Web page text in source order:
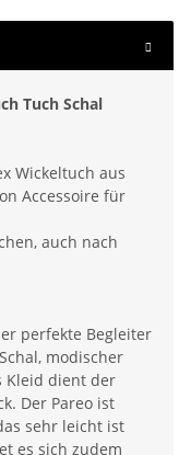
Tuch Schal
Wickeltuch aus
Accessoire für
auch nach
perfekte Begleiter
modischer
Kleid dient der
Der Pareo ist
sehr leicht ist
es sich zudem